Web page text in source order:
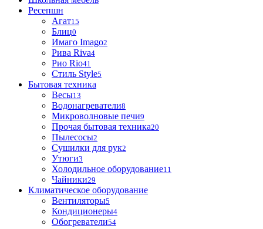
Ресепшн
Агат15
Блиц0
Имаго Imago2
Рива Riva4
Рио Rio41
Стиль Style5
Бытовая техника
Весы13
Водонагреватели8
Микроволновые печи9
Прочая бытовая техника20
Пылесосы2
Сушилки для рук2
Утюги3
Холодильное оборудование11
Чайники29
Климатическое оборудование
Вентиляторы5
Кондиционеры4
Обогреватели54